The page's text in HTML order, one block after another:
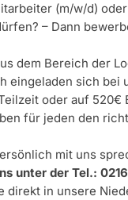
(m/w/d)
– Dann
dem Bereich der
eingeladen sich bei
oder auf 520€
für jeden den
mit uns
unter der Tel.:
direkt in unsere